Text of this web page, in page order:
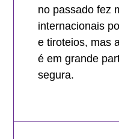
no passado fez
internacionais
e tiroteios, mas
é em grande
segura.